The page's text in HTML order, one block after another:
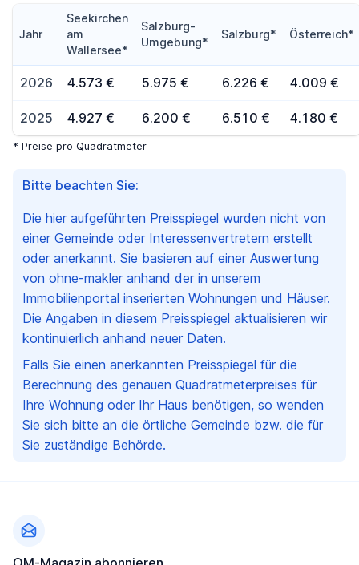
Bitte beachten Sie:
Die hier aufgeführten Preisspiegel wurden nicht von
einer Gemeinde oder Interessenvertretern erstellt
oder anerkannt. Sie basieren auf einer Auswertung
von ohne-makler anhand der in unserem
Immobilienportal inserierten Wohnungen und Häuser.
Die Angaben in diesem Preisspiegel aktualisieren wir
kontinuierlich anhand neuer Daten.
Falls Sie einen anerkannten Preisspiegel für die
Berechnung des genauen Quadratmeterpreises für
Ihre Wohnung oder Ihr Haus benötigen, so wenden
Sie sich bitte an die örtliche Gemeinde bzw. die für
Sie zuständige Behörde.
Jahr
Seekirchen
am
Wallersee*
Salzburg-
Umgebung*
Salzburg* Österreich*
2026 4.573 € 5.975 € 6.226 € 4.009 €
2025 4.927 € 6.200 € 6.510 € 4.180 €
* Preise pro Quadratmeter